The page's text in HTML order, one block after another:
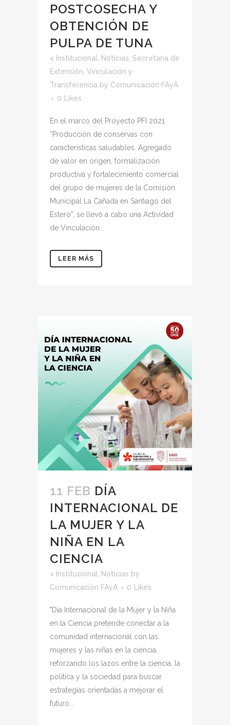
POSTCOSECHA Y
OBTENCIÓN DE
PULPA DE TUNA
< Institucional Noticias Secretaria de
Extensión, Vinculación y
Transferencia by Comunicación FAyA
0
Likes
En el marco del Proyecto PFI 2021
“Producción de conservas con
características saludables. Agregado
de valor en origen, formalización
productiva y fortalecimiento comercial
del grupo de mujeres de la Comisión
Municipal La Cañada en Santiago del
Estero”, se llevó a cabo una Actividad
de Vinculación...
LEER MÁS
11 FEB DÍA
INTERNACIONAL DE
LA MUJER Y LA
NIÑA EN LA
CIENCIA
< Institucional Noticias by
Comunicación FAyA
0 Likes
"Día Internacional de la Mujer y la Niña
en la Ciencia pretende conectar a la
comunidad internacional con las
mujeres y las niñas en la ciencia,
reforzando los lazos entre la ciencia, la
política y la sociedad para buscar
estrategias orientadas a mejorar el
futuro...